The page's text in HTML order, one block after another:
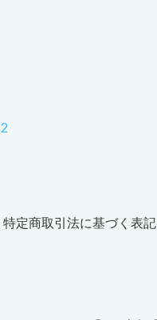
2
特定商取引法に基づく表記